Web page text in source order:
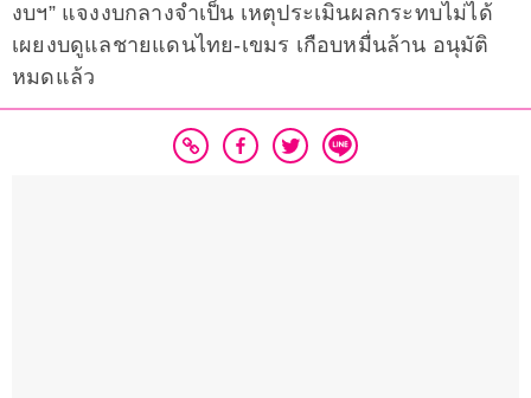
งบฯ” แจงงบกลางจำเป็น เหตุประเมินผลกระทบไม่ได้
เผยงบดูแลชายแดนไทย-เขมร เกือบหมื่นล้าน อนุมัติ
หมดแล้ว